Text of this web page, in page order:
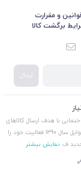
و مقرارت
برگشت کالا
ارسال
با هدف ارسال کالاهای
مورد نیاز مشتریان گرامی با قیمت بسیار مناسب در اوایل سال 1390 فعالیت خود را
نمایش بیشتر